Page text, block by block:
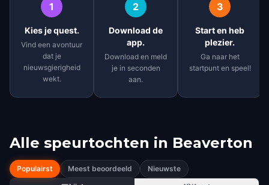
1
Kies je quest.
Vind een avontuur
dat je
nieuwsgierigheid
wekt.
2
Download de
app.
Download en meld
je in seconden
aan.
3
Start en heb
plezier.
Ga naar het
startpunt en speel!
Alle speurtochten in Beaverton
Populairst Meest beoordeeld
Nieuwste